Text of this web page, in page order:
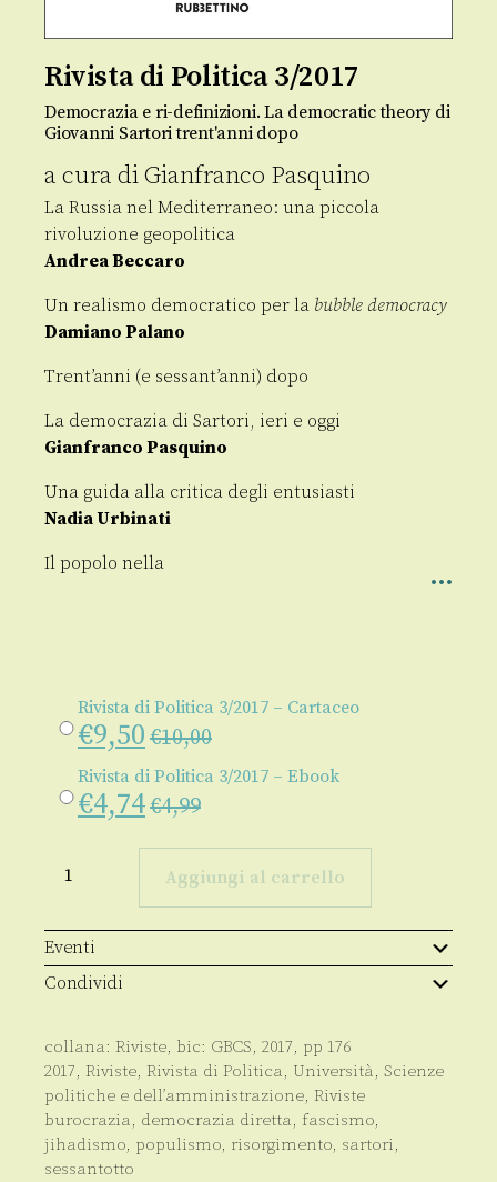
Rivista di Politica 3/2017
Democrazia e ri-definizioni. La democratic theory di
Giovanni Sartori trent'anni dopo
a cura diGianfranco Pasquino
La Russia nel Mediterraneo: una piccola
rivoluzione geopolitica
Andrea Beccaro
Un realismo democratico per la bubble democracy
Damiano Palano
Trent’anni (e sessant’anni) dopo
La democrazia di Sartori, ieri e oggi
Gianfranco Pasquino
Una guida alla critica degli entusiasti
Nadia Urbinati
Il popolo nella
Rivista di Politica 3/2017 – Cartaceo
€9,50 €10,00
Rivista di Politica 3/2017 – Ebook
€4,74€4,99
quantità
Aggiungi al carrello
Eventi
Condividi
collana: Riviste, bic: GBCS, 2017, pp 176
2017, Riviste, Rivista di Politica, Università, Scienze
politiche e dell’amministrazione, Riviste
burocrazia, democrazia diretta, fascismo,
jihadismo, populismo, risorgimento, sartori,
sessantotto